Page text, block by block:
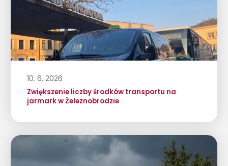
10. 6. 2026
Zwiększenie liczby środków transportu na
jarmark w Železnobrodzie